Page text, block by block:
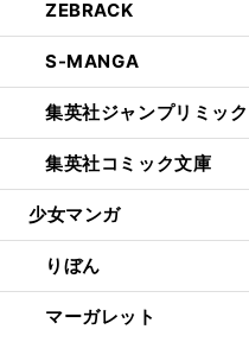
ZEBRACK
S-MANGA
集英社ジャンプリミッ
集英社コミック文庫
少女マンガ
りぼん
マーガレット